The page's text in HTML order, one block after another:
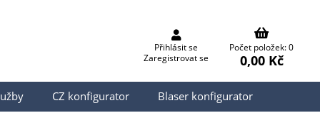
Přihlásit se
Zaregistrovat se
Počet položek: 0
0,00 Kč
CZ konfigurator Blaser konfigurator